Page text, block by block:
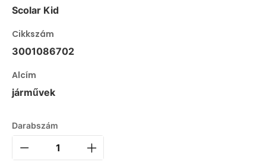
Scolar Kid
Cikkszám
3001086702
Alcím
járművek
Darabszám